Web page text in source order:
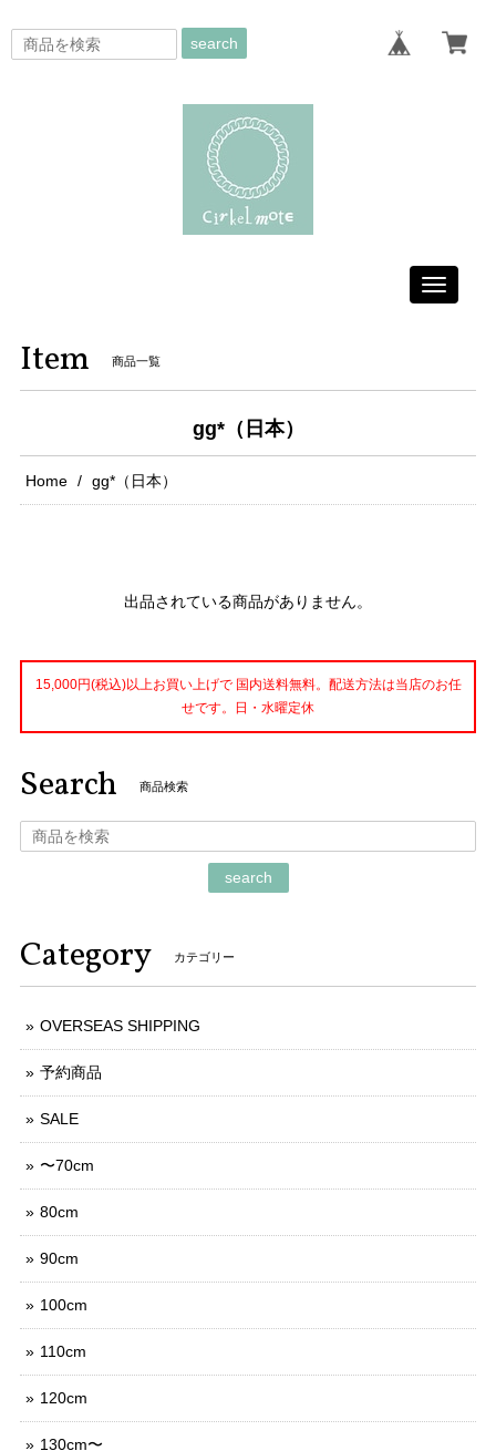
search
Toggle
Item 商品一覧
gg*（日本）
Home gg*（日本）
出品されている商品がありません。
15,000円(税込)以上お買い上げで 国内送料無料。配送方法は当店のお任
せです。日・水曜定休
Search 商品検索
search
Category カテゴリー
OVERSEAS SHIPPING
予約商品
SALE
〜70cm
80cm
90cm
100cm
110cm
120cm
130cm〜